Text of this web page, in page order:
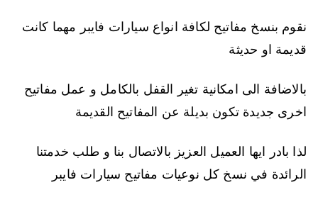
نقوم بنسخ مفاتيح لكافة انواع سيارات فايبر مهما كانت
قديمة او حديثة
بالاضافة الى امكانية تغير القفل بالكامل و عمل مفاتيح
اخرى جديدة تكون بديلة عن المفاتيح القديمة
لذا بادر ايها العميل العزيز بالاتصال بنا و طلب خدمتنا
الرائدة في نسخ كل نوعيات مفاتيح سيارات فايبر